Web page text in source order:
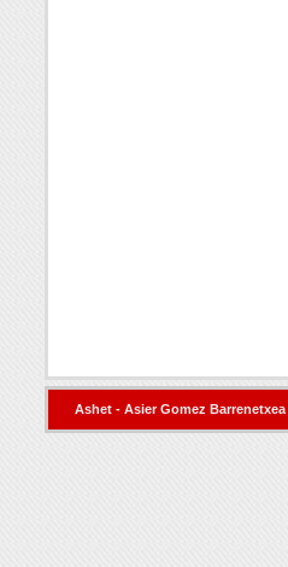
Ashet - Asier Gomez Barrenetxea